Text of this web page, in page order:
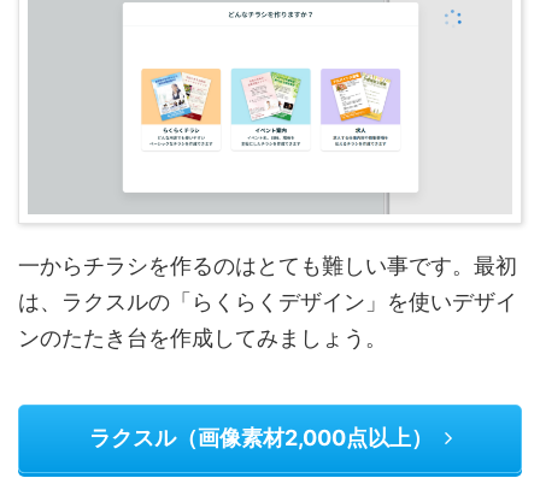
一からチラシを作るのはとても難しい事です。最初
は、ラクスルの「らくらくデザイン」を使いデザイ
ンのたたき台を作成してみましょう。
ラクスル（画像素材2,000点以上）